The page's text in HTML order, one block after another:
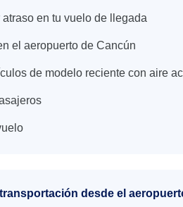
en tu vuelo de llegada
el aeropuerto de Cancún
de modelo reciente con aire
desde el